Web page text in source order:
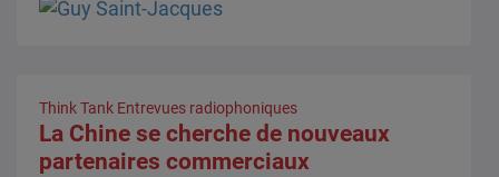
Think Tank Entrevues radiophoniques
La Chine se cherche de nouveaux
partenaires commerciaux